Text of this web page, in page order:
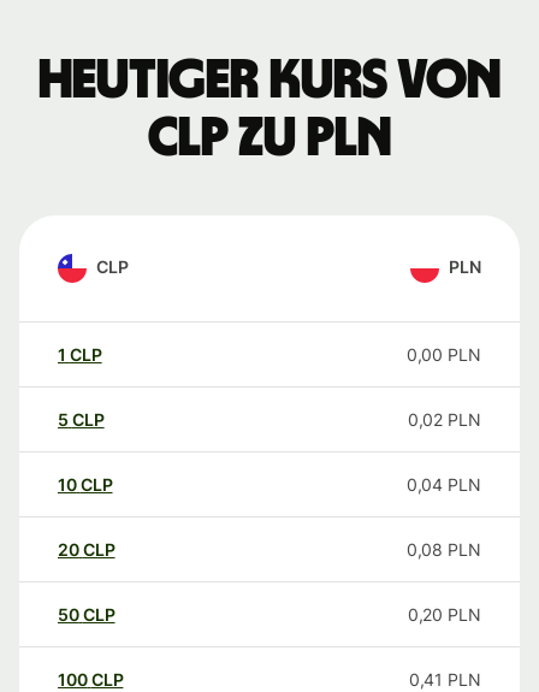
Heutiger Kurs von
CLP zu PLN
CLP PLN
1 CLP 0,00 PLN
5 CLP 0,02 PLN
10CLP 0,04 PLN
20CLP 0,08 PLN
50CLP 0,20 PLN
100CLP 0,41 PLN